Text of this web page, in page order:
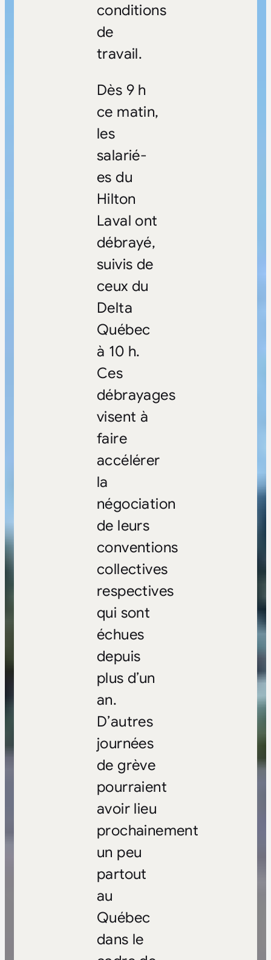
conditions
de
travail.
Dès 9 h
ce matin,
les
salarié-
es du
Hilton
Laval ont
débrayé,
suivis de
ceux du
Delta
Québec
à 10 h.
Ces
débrayages
visent à
faire
accélérer
la
négociation
de leurs
conventions
collectives
respectives
qui sont
échues
depuis
plus d’un
an.
D’autres
journées
de grève
pourraient
avoir lieu
prochainement
un peu
partout
au
Québec
dans le